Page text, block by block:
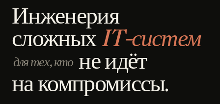
Инженерия
сложныхIT-систем
для тех, кто не идёт
на компромиссы.